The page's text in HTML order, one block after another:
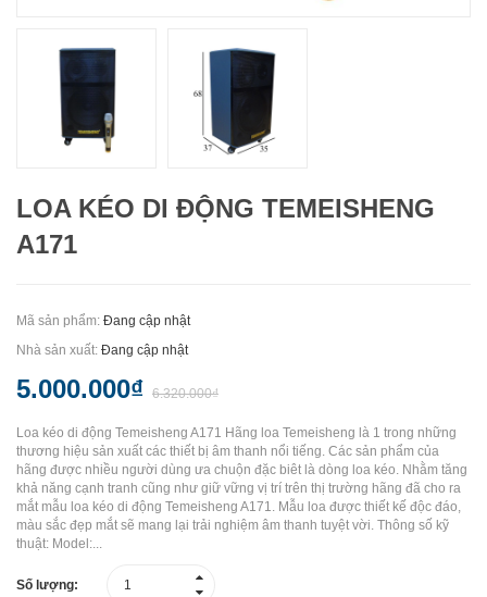
LOA KÉO DI ĐỘNG TEMEISHENG
A171
Mã sản phẩm: Đang cập nhật
Nhà sản xuất: Đang cập nhật
5.000.000₫ 6.320.000₫
Loa kéo di động Temeisheng A171 Hãng loa Temeisheng là 1 trong những
thương hiệu sản xuất các thiết bị âm thanh nổi tiếng. Các sản phẩm của
hãng được nhiều người dùng ưa chuộn đặc biêt là dòng loa kéo. Nhằm tăng
khả năng cạnh tranh cũng như giữ vững vị trí trên thị trường hãng đã cho ra
mắt mẫu loa kéo di động Temeisheng A171. Mẫu loa được thiết kế độc đáo,
màu sắc đẹp mắt sẽ mang lại trải nghiệm âm thanh tuyệt vời. Thông số kỹ
thuật: Model:...
Số lượng: